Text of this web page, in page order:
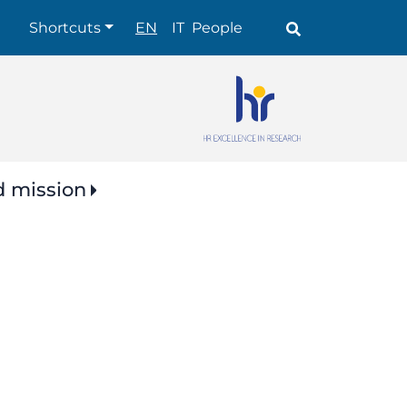
Shortcuts
Shortcuts EN IT People
mission